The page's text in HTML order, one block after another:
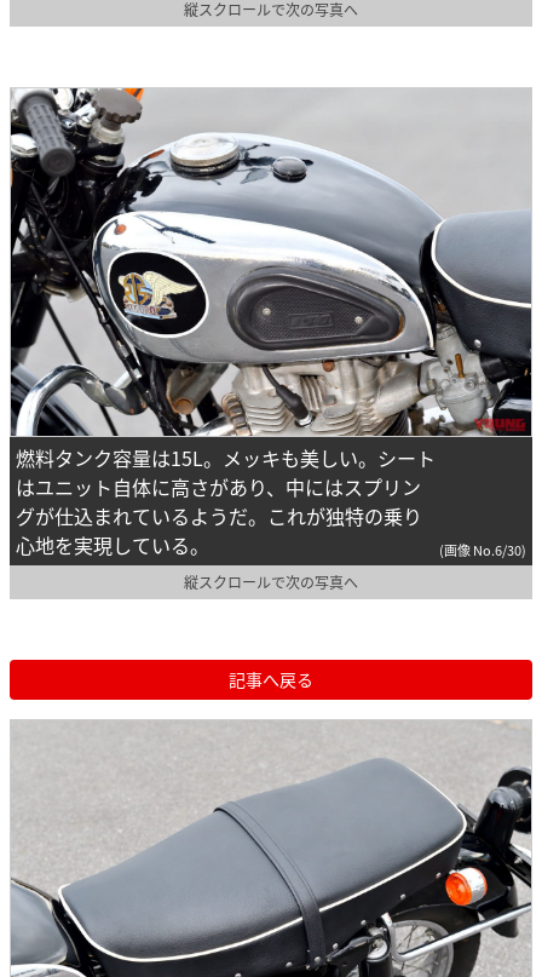
縦スクロールで次の写真へ
燃料タンク容量は15L。メッキも美しい。シート
はユニット自体に高さがあり、中にはスプリン
グが仕込まれているようだ。これが独特の乗り
心地を実現している。
(画像 No.6/30)
縦スクロールで次の写真へ
記事へ戻る